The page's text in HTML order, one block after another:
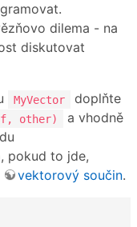
dilema - na
diskutovat
MyVector
doplňte
other)
a vhodně
pokud to jde,
vektorový součin.